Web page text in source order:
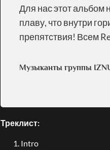
Для нас этот альбом
плаву, что внутри
препятствия! Всем
Музыканты группы
Треклист:
Intro